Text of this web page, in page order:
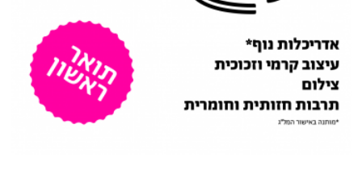
תואר ראשון בבצלאל. לפרטים
והרשמה >>
אתר עבודות